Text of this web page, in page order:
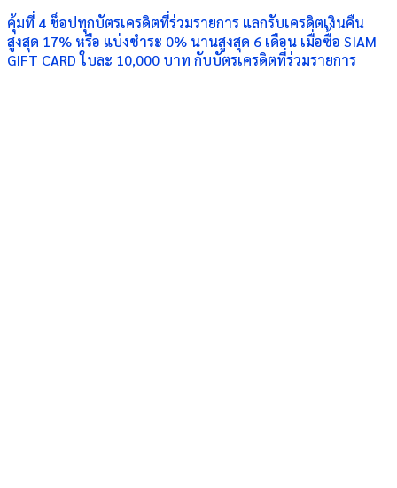
คุ้มที่ 4 ช็อปทุกบัตรเครดิตที่ร่วมรายการ แลกรับเครดิตเงินคืน
สูงสุด 17% หรือ แบ่งชำระ 0% นานสูงสุด 6 เดือน เมื่อซื้อ SIAM
GIFT CARD ใบละ 10,000 บาท กับบัตรเครดิตที่ร่วมรายการ